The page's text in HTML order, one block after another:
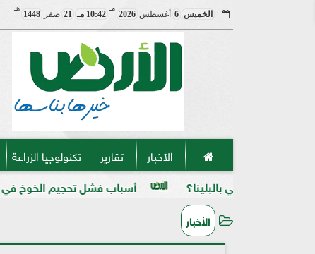
الخميس 6 أغسطس2026
مـ
10:42 مـ 21 صفر1448
هـ
الأخبار تقارير تكنولوجيا الزراعة
أسباب فشل تحجيم الخوخ في الأرض الكلسية
الأخبار